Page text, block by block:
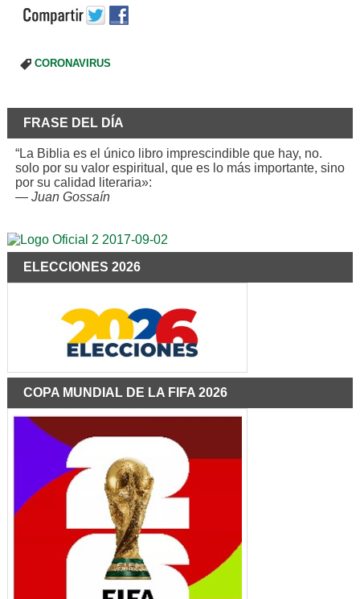
CORONAVIRUS
FRASE DEL DÍA
“La Biblia es el único libro imprescindible que hay, no.
solo por su valor espiritual, que es lo más importante, sino
por su calidad literaria»:
— Juan Gossaín
ELECCIONES 2026
COPA MUNDIAL DE LA FIFA 2026